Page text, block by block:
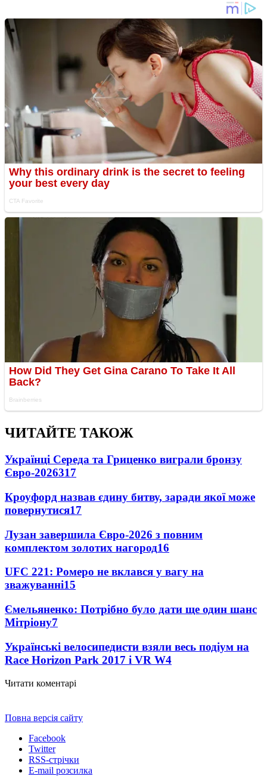
ЧИТАЙТЕ ТАКОЖ
Українці Середа та Гриценко виграли бронзу
Євро-2026317
Кроуфорд назвав єдину битву, заради якої може
повернутися17
Лузан завершила Євро-2026 з повним
комплектом золотих нагород16
UFC 221: Ромеро не вклався у вагу на
зважуванні15
Ємельяненко: Потрібно було дати ще один шанс
Мітріону7
Українські велосипедисти взяли весь подіум на
Race Horizon Park 2017 і VR W4
Читати коментарі
Повна версія сайту
Facebook
Twitter
RSS-стрічки
E-mail розсилка